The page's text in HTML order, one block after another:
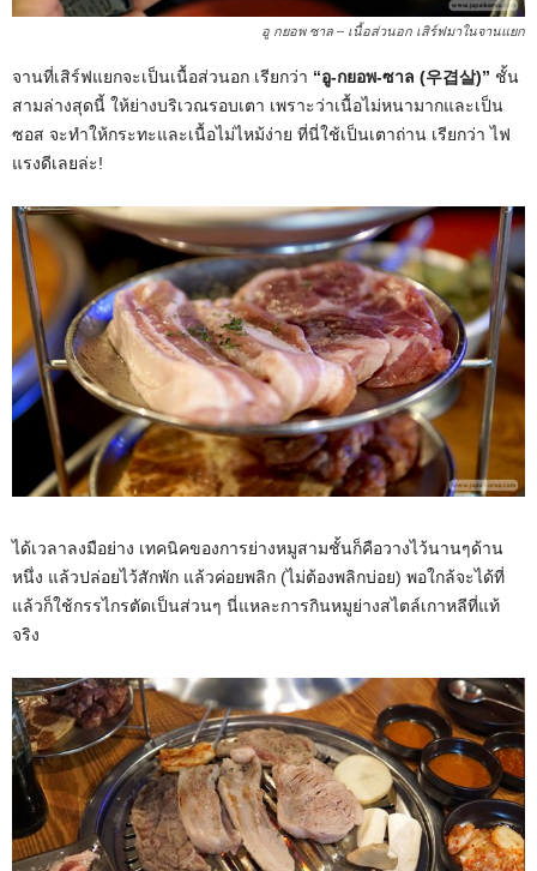
อู กยอพ ซาล – เนื้อส่วนอก เสิร์ฟมาในจานแยก
จานที่เสิร์ฟแยกจะเป็นเนื้อส่วนอก เรียกว่า “อู-กยอพ-ซาล (우겹살)” ชั้น
สามล่างสุดนี้ ให้ย่างบริเวณรอบเตา เพราะว่าเนื้อไม่หนามากและเป็น
ซอส จะทำให้กระทะและเนื้อไม่ไหม้ง่าย ที่นี่ใช้เป็นเตาถ่าน เรียกว่า ไฟ
แรงดีเลยล่ะ!
ได้เวลาลงมือย่าง เทคนิคของการย่างหมูสามชั้นก็คือวางไว้นานๆด้าน
หนึ่ง แล้วปล่อยไว้สักพัก แล้วค่อยพลิก (ไม่ต้องพลิกบ่อย) พอใกล้จะได้ที่
แล้วก็ใช้กรรไกรตัดเป็นส่วนๆ นี่แหละการกินหมูย่างสไตล์เกาหลีที่แท้
จริง